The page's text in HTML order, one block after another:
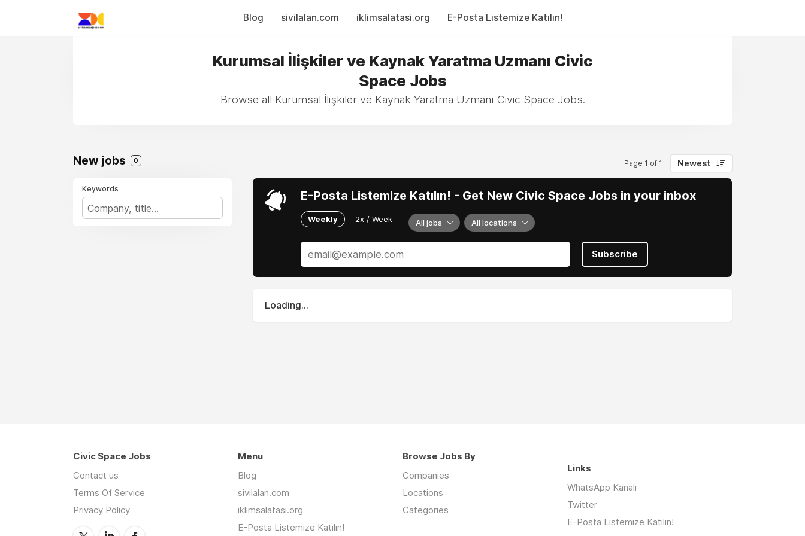
Blog sivilalan.com iklimsalatasi.org E-Posta Listemize Katılın!
Kurumsal İlişkiler ve Kaynak Yaratma Uzmanı Civic
Space Jobs
Browse all Kurumsal İlişkiler ve Kaynak Yaratma Uzmanı Civic Space Jobs.
New jobs 0 Page 1 of 1 Newest
Keywords E-Posta Listemize Katılın! - Get New Civic Space Jobs in your inbox
Weekly 2x / Week All jobs All locations
Subscribe
Loading...
Civic Space Jobs
Contact us
Terms Of Service
Privacy Policy
Menu
Blog
sivilalan.com
iklimsalatasi.org
E-Posta Listemize Katılın!
Browse Jobs By
Companies
Locations
Categories
Links
WhatsApp Kanalı
Twitter
E-Posta Listemize Katılın!